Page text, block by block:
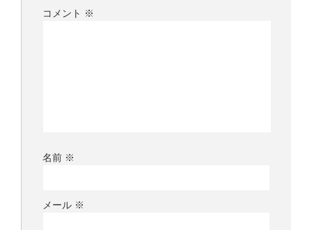
コメント ※
名前 ※
メール ※